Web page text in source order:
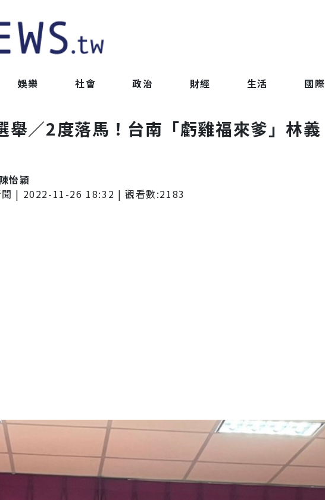
娛樂 社會 政治 財經 生活 國際
舉／2度落馬！台南「虧雞福來爹」林義
陳怡穎
| 2022-11-26 18:32 | 觀看數:2183